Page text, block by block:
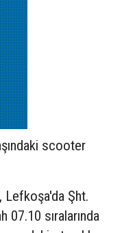
scooter
Lefkoşa'da Şht.
07.10 sıralarında